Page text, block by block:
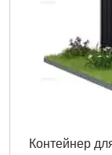
Контейнер